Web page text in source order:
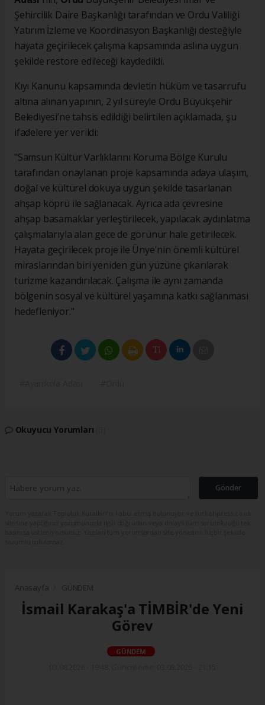
Şehircilik Daire Başkanlığı tarafından ve Ordu Valiliği
Yatırım İzleme ve Koordinasyon Başkanlığı desteğiyle
hayata geçirilecek çalışma kapsamında aslına uygun
şekilde restore edileceği kaydedildi.
Kıyı Kanunu kapsamında devletin hüküm ve tasarrufu
altına alınan yapının, 2 yıl süreyle Ordu Büyükşehir
Belediyesi’ne tahsis edildiği belirtilen açıklamada, şu
ifadelere yer verildi:
"Samsun Kültür Varlıklarını Koruma Bölge Kurulu
tarafından onaylanan proje kapsamında adaya ulaşım,
doğal ve kültürel dokuya uygun şekilde tasarlanan
ahşap köprü ile sağlanacak. Ayrıca ada çevresine
ahşap basamaklar yerleştirilecek, yapılacak aydınlatma
çalışmalarıyla alan gece de görünür hale getirilecek.
Hayata geçirilecek proje ile Ünye'nin önemli kültürel
miraslarından biri yeniden gün yüzüne çıkarılarak
turizme kazandırılacak. Çalışma ile aynı zamanda
bölgenin sosyal ve kültürel yaşamına katkı sağlanması
hedefleniyor."
Okuyucu Yorumları
Gönder
Anasayfa GÜNDEM
İsmail Karakaş'a TİMBİR'de Yeni
Görev
GÜNDEM